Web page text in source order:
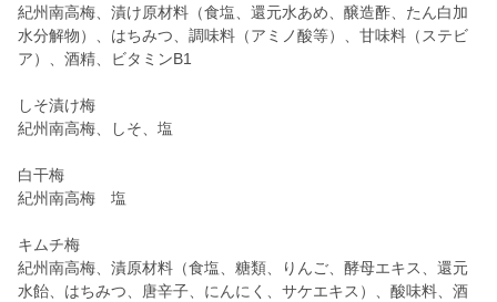
紀州南高梅、漬け原材料（食塩、還元水あめ、醸造酢、たん白加
水分解物）、はちみつ、調味料（アミノ酸等）、甘味料（ステビ
ア）、酒精、ビタミンB1
しそ漬け梅
紀州南高梅、しそ、塩
白干梅
紀州南高梅 塩
キムチ梅
紀州南高梅、漬原材料（食塩、糖類、りんご、酵母エキス、還元
水飴、はちみつ、唐辛子、にんにく、サケエキス）、酸味料、酒